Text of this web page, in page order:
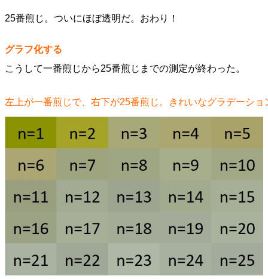
25番煎じ。ついにほぼ透明だ。おわり！
グラフ化する
こうして一番煎じから25番煎じまでの測定が終わった。
左上が一番煎じで、右下が25番煎じ。きれいなグラデーショ